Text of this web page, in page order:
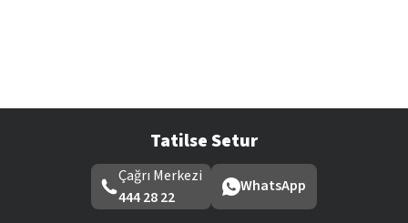
Tatilse Setur
Çağrı Merkezi
444 28 22
WhatsApp